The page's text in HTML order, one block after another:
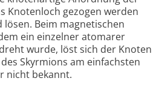
Knoten­loch gezogen werden
Beim magnetischen
ein einzelner atomarer
wurde, löst sich der Knoten
Skyrmions am einfachsten
nicht bekannt.